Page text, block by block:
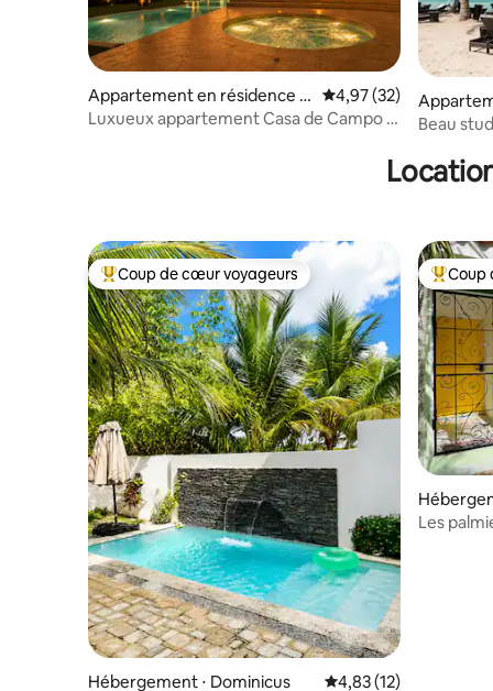
Appartement en résidence ⋅
La Romana
Évaluation moyenne
4,97 (32)
Luxueux appartement Casa de Campo –
Beau
Coups de cœur voyageurs les plus appréciés
Coup de cœur voyageurs
Hébergement ⋅ Dominicus Évaluation moyenne
4,83 (12)
Coups
Coup
Les